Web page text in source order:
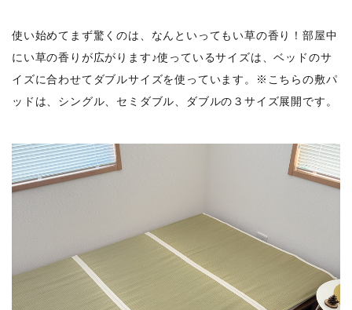
使い始めてまず驚くのは、なんといってもい草の香り！部屋中
にい草の香りが広がります♪使っているサイズは、ベッドのサ
イズに合わせてダブルサイズを使っています。※こちらの敷パ
ッドは、シングル、セミダブル、ダブルの３サイズ展開です。